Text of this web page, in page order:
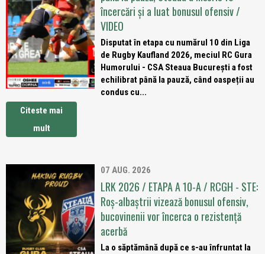
încercări și a luat bonusul ofensiv /
VIDEO
Disputat în etapa cu numărul 10 din Liga
de Rugby Kaufland 2026, meciul RC Gura
Humorului - CSA Steaua București a fost
echilibrat până la pauză, când oaspeții au
condus cu...
Citeste mai
mult
07 AUG. 2026
LRK 2026 / ETAPA A 10-A / RCGH - STE:
Roș-albaștrii vizează bonusul ofensiv,
bucovinenii vor încerca o rezistență
acerbă
La o săptămână după ce s-au înfruntat la